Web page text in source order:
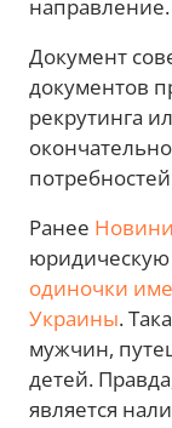
направление.
Документ
документов
рекрутинга
Ранее
юридическую
одиночки
Украины.
мужчин,
детей.
является